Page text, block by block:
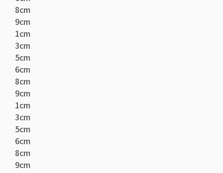
8cm
9cm
1cm
3cm
5cm
6cm
8cm
9cm
1cm
3cm
5cm
6cm
8cm
9cm